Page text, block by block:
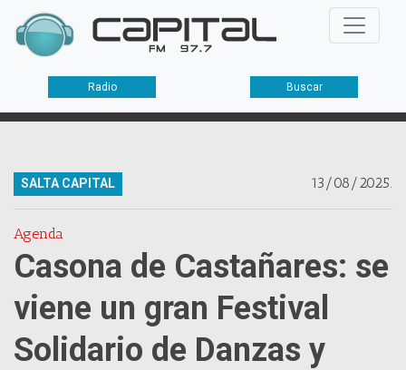
Radio Buscar
13/08/2025.
SALTA CAPITAL
Agenda
Casona de Castañares: se
viene un gran Festival
Solidario de Danzas y